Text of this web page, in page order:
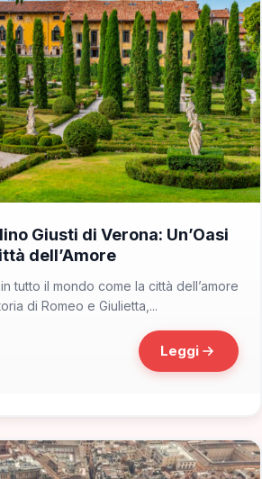
Giusti di Verona: Un’Oasi
dell’Amore
tutto il mondo come la città dell’amore
di Romeo e Giulietta,...
Leggi